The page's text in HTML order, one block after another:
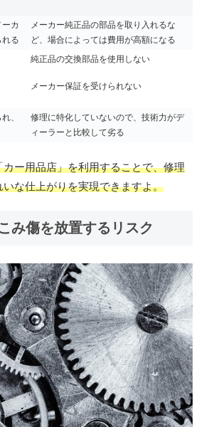
カ
れる
メーカー純正品の部品を取り入れるな
ど、場合によっては費用が高額になる
純正品の交換部品を使用しない
メーカー保証を受けられない
、
修理に特化していないので、技術力がデ
ィーラーと比較して劣る
ー用品店」を利用することで、修理
な仕上がりを実現できますよ。
み傷を放置するリスク